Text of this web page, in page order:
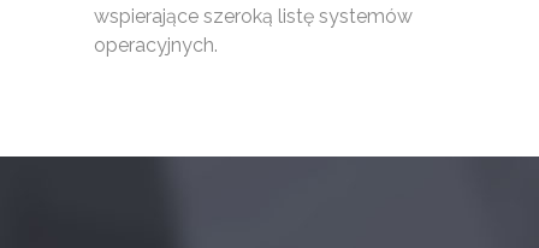
wspierające szeroką listę systemów
operacyjnych.